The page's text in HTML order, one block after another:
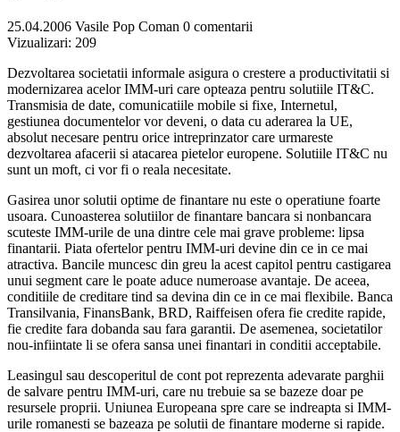
25.04.2006 Vasile Pop Coman 0 comentarii
Vizualizari: 209
Dezvoltarea societatii informale asigura o crestere a productivitatii si
modernizarea acelor IMM-uri care opteaza pentru solutiile IT&C.
Transmisia de date, comunicatiile mobile si fixe, Internetul,
gestiunea documentelor vor deveni, o data cu aderarea la UE,
absolut necesare pentru orice intreprinzator care urmareste
dezvoltarea afacerii si atacarea pietelor europene. Solutiile IT&C nu
sunt un moft, ci vor fi o reala necesitate.
Gasirea unor solutii optime de finantare nu este o operatiune foarte
usoara. Cunoasterea solutiilor de finantare bancara si nonbancara
scuteste IMM-urile de una dintre cele mai grave probleme: lipsa
finantarii. Piata ofertelor pentru IMM-uri devine din ce in ce mai
atractiva. Bancile muncesc din greu la acest capitol pentru castigarea
unui segment care le poate aduce numeroase avantaje. De aceea,
conditiile de creditare tind sa devina din ce in ce mai flexibile. Banca
Transilvania, FinansBank, BRD, Raiffeisen ofera fie credite rapide,
fie credite fara dobanda sau fara garantii. De asemenea, societatilor
nou-infiintate li se ofera sansa unei finantari in conditii acceptabile.
Leasingul sau descoperitul de cont pot reprezenta adevarate parghii
de salvare pentru IMM-uri, care nu trebuie sa se bazeze doar pe
resursele proprii. Uniunea Europeana spre care se indreapta si IMM-
urile romanesti se bazeaza pe solutii de finantare moderne si rapide.